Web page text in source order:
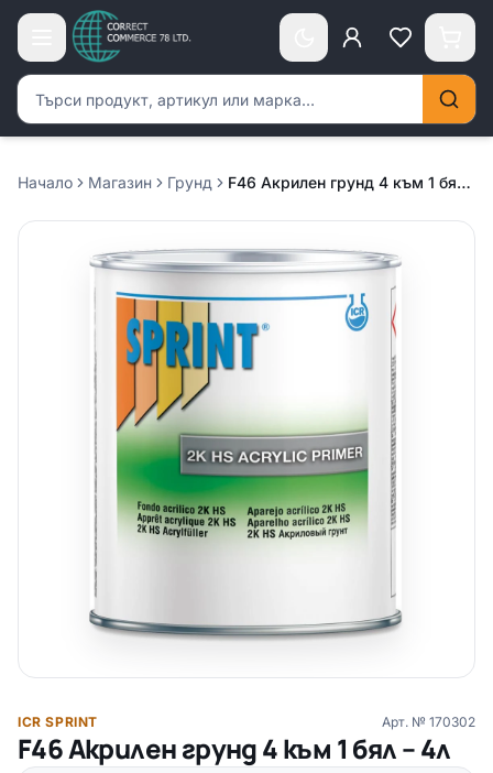
Търсене на продукти
Начало Магазин Грунд F46 Акрилен грунд 4 към 1 бял – 4л
ICR SPRINT Арт. № 170302
F46 Акрилен грунд 4 към 1 бял – 4л